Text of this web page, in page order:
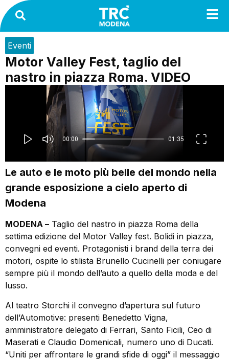
Eventi
Motor Valley Fest, taglio del
nastro in piazza Roma. VIDEO
Le auto e le moto più belle del mondo nella
grande esposizione a cielo aperto di
Modena
MODENA – Taglio del nastro in piazza Roma della
settima edizione del Motor Valley fest. Bolidi in piazza,
convegni ed eventi. Protagonisti i brand della terra dei
motori, ospite lo stilista Brunello Cucinelli per coniugare
sempre più il mondo dell’auto a quello della moda e del
lusso.
Al teatro Storchi il convegno d’apertura sul futuro
dell’Automotive: presenti Benedetto Vigna,
amministratore delegato di Ferrari, Santo Ficili, Ceo di
Maserati e Claudio Domenicali, numero uno di Ducati.
“Uniti per affrontare le grandi sfide di oggi” il messaggio